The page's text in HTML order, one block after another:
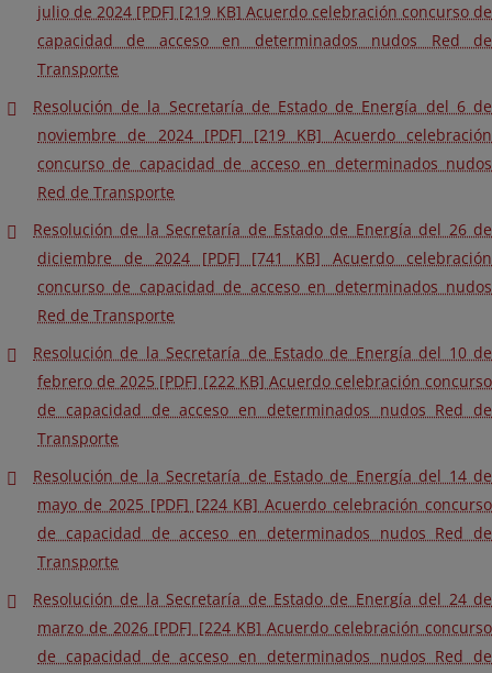
julio de 2024 [PDF] [219 KB] Acuerdo celebración concurso de
capacidad de acceso en determinados nudos Red de
Transporte
Resolución de la Secretaría de Estado de Energía del 6 de
noviembre de 2024 [PDF] [219 KB] Acuerdo celebración
concurso de capacidad de acceso en determinados nudos
Red de Transporte
Resolución de la Secretaría de Estado de Energía del 26 de
diciembre de 2024 [PDF] [741 KB] Acuerdo celebración
concurso de capacidad de acceso en determinados nudos
Red de Transporte
Resolución de la Secretaría de Estado de Energía del 10 de
febrero de 2025 [PDF] [222 KB] Acuerdo celebración concurso
de capacidad de acceso en determinados nudos Red de
Transporte
Resolución de la Secretaría de Estado de Energía del 14 de
mayo de 2025 [PDF] [224 KB] Acuerdo celebración concurso
de capacidad de acceso en determinados nudos Red de
Transporte
Resolución de la Secretaría de Estado de Energía del 24 de
marzo de 2026 [PDF] [224 KB] Acuerdo celebración concurso
de capacidad de acceso en determinados nudos Red de